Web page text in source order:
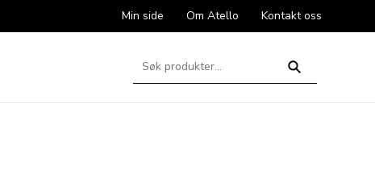
Min side Om Atello Kontakt oss
Søk